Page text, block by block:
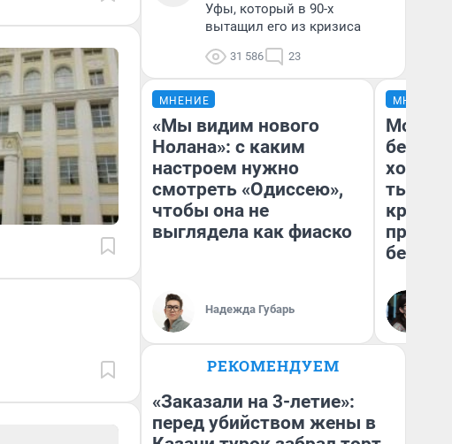
Уфы, который в 90-х
вытащил его из кризиса
31 586 23
МНЕНИЕ
«Мы видим нового
Нолана»: с каким
настроем нужно
смотреть «Одиссею»,
чтобы она не
выглядела как фиаско
Надежда Губарь
МНЕНИЕ
Мой
хотела
тысяч,
РЕКОМЕНДУЕМ
«Заказали на 3-летие»:
перед убийством жены в